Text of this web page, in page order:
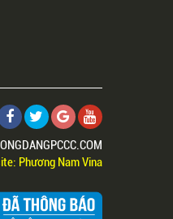
Phương Nam Vina